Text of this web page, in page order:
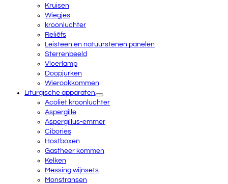
Kruisen
Wiegjes
kroonluchter
Reliëfs
Leisteen en natuurstenen panelen
Sterrenbeeld
Vloerlamp
Doopjurken
Wierookkommen
Liturgische apparaten
Acoliet kroonluchter
Aspergille
Aspergillus-emmer
Cibories
Hostboxen
Gastheer kommen
Kelken
Messing wijnsets
Monstransen